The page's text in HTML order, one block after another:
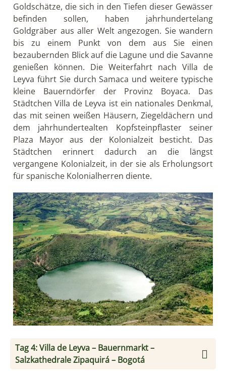
Goldschätze, die sich in den Tiefen dieser Gewässer
befinden sollen, haben jahrhundertelang
Goldgräber aus aller Welt angezogen. Sie wandern
bis zu einem Punkt von dem aus Sie einen
bezaubernden Blick auf die Lagune und die Savanne
genießen können. Die Weiterfahrt nach Villa de
Leyva führt Sie durch Samaca und weitere typische
kleine Bauerndörfer der Provinz Boyaca. Das
Städtchen Villa de Leyva ist ein nationales Denkmal,
das mit seinen weißen Häusern, Ziegeldächern und
dem jahrhundertealten Kopfsteinpflaster seiner
Plaza Mayor aus der Kolonialzeit besticht. Das
Städtchen erinnert dadurch an die längst
vergangene Kolonialzeit, in der sie als Erholungsort
für spanische Kolonialherren diente.
Tag 4: Villa de Leyva – Bauernmarkt –
Salzkathedrale Zipaquirá – Bogotá